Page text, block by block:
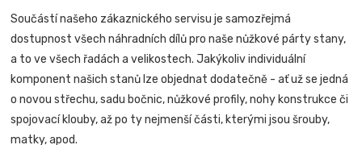
Součástí našeho zákaznického servisu je samozřejmá
dostupnost všech náhradních dílů pro naše nůžkové párty stany,
a to ve všech řadách a velikostech. Jakýkoliv individuální
komponent našich stanů lze objednat dodatečně - ať už se jedná
o novou střechu, sadu bočnic, nůžkové profily, nohy konstrukce či
spojovací klouby, až po ty nejmenší části, kterými jsou šrouby,
matky, apod.